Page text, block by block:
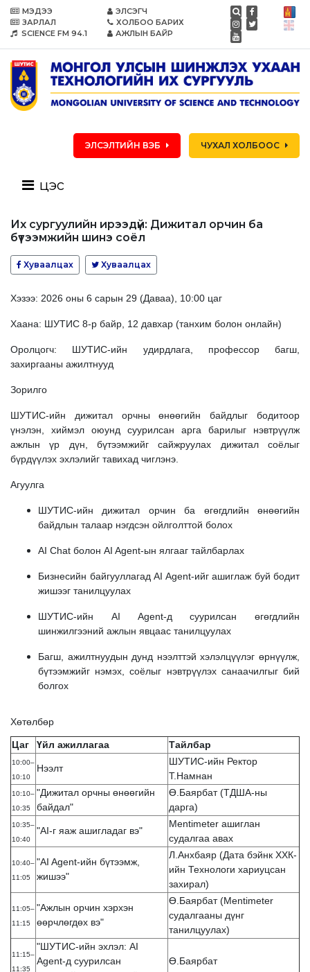
МЭДЭЭ
ЗАРЛАЛ
SCIENCE FM 94.1
ЭЛСЭГЧ
ХОЛБОО БАРИХ
АЖЛЫН БАЙР
ЭЛСЭЛТИЙН ВЭБ ЧУХАЛ ХОЛБООС
цэс
Их сургуулийн ирээдүй: Дижитал орчин ба
бүтээмжийн шинэ соёл
Хуваалцах Хуваалцах
Хэзээ: 2026 оны 6 сарын 29 (Даваа), 10:00 цаг
Хаана: ШУТИС 8-р байр, 12 давхар (танхим болон онлайн)
Оролцогч: ШУТИС-ийн удирдлага, профессор багш,
захиргааны ажилтнууд
Зорилго
ШУТИС-ийн дижитал орчны өнөөгийн байдлыг бодитоор
үнэлэн, хиймэл оюунд суурилсан арга барилыг нэвтрүүлж
ажлын үр дүн, бүтээмжийг сайжруулах дижитал соёлыг
бүрдүүлэх эхлэлийг тавихад чиглэнэ.
Агуулга
ШУТИС-ийн дижитал орчин ба өгөгдлийн өнөөгийн
байдлын талаар нэгдсэн ойлголттой болох
AI Chat болон AI Agent-ын ялгааг тайлбарлах
Бизнесийн байгууллагад AI Agent-ийг ашиглаж буй бодит
жишээг танилцуулах
ШУТИС-ийн AI Agent-д суурилсан өгөгдлийн
шинжилгээний ажлын явцаас танилцуулах
Багш, ажилтнуудын дунд нээлттэй хэлэлцүүлэг өрнүүлж,
бүтээмжийг нэмэх, соёлыг нэвтрүүлэх санаачилгыг бий
болгох
Хөтөлбөр
Цаг Үйл ажиллагаа Тайлбар
10:00–
10:10
Нээлт
ШУТИС-ийн Ректор
Т.Намнан
10:10–
10:35
"Дижитал орчны өнөөгийн
байдал"
Ө.Баярбат (ТДША-ны
дарга)
10:35–
10:40
"AI-г яаж ашигладаг вэ"
Mentimeter ашиглан
судалгаа авах
10:40–
11:05
"AI Agent-ийн бүтээмж,
жишээ"
Л.Анхбаяр (Дата бэйнк ХХК-
ийн Технологи хариуцсан
захирал)
11:05–
11:15
"Ажлын орчин хэрхэн
өөрчлөгдөх вэ"
Ө.Баярбат (Mentimeter
судалгааны дүнг
танилцуулах)
11:15–
11:35
"ШУТИС-ийн эхлэл: AI
Agent-д суурилсан
Ө.Баярбат